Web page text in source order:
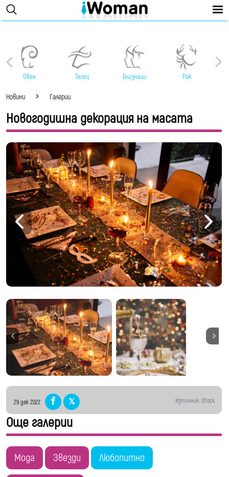
Овен Телец Близнаци Рак
Новини Галерии
Новогодишна декорация на масата
29 дек 2022 Източник: iStock
Още галерии
Мода Звезди Любопитно